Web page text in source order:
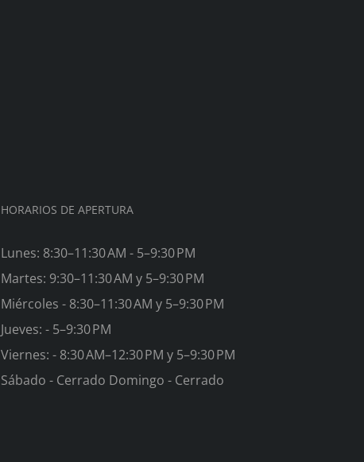
HORARIOS DE APERTURA
Lunes: 8:30–11:30 AM - 5–9:30 PM
Martes: 9:30–11:30 AM y 5–9:30 PM
Miércoles - 8:30–11:30 AM y 5–9:30 PM
Jueves: - 5–9:30 PM
Viernes: - 8:30 AM–12:30 PM y 5–9:30 PM
Sábado - Cerrado Domingo - Cerrado